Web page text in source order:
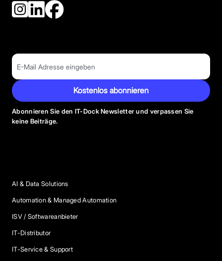
Kostenlos abonnieren
Abonnieren Sie den IT-Dock Newsletter und verpassen Sie
keine Beiträge.
AI & Data Solutions
Automation & Managed Automation
ISV / Softwareanbieter
IT-Distributor
IT-Service & Support